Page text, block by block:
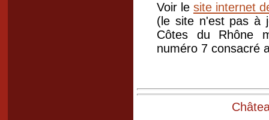
Voir le site internet
(le site n'est pas à
Côtes du Rhône
numéro 7 consacré